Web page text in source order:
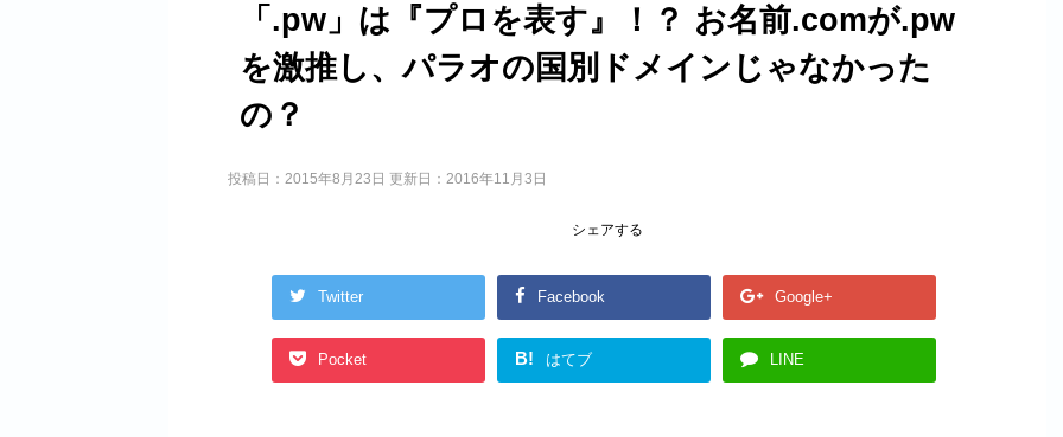
「.pw」は『プロを表す』！？ お名前.comが.pw
を激推し、パラオの国別ドメインじゃなかった
の？
投稿日：2015年8月23日 更新日： 2016年11月3日
シェアする
Twitter Facebook Google+
Pocket B! はてブ LINE